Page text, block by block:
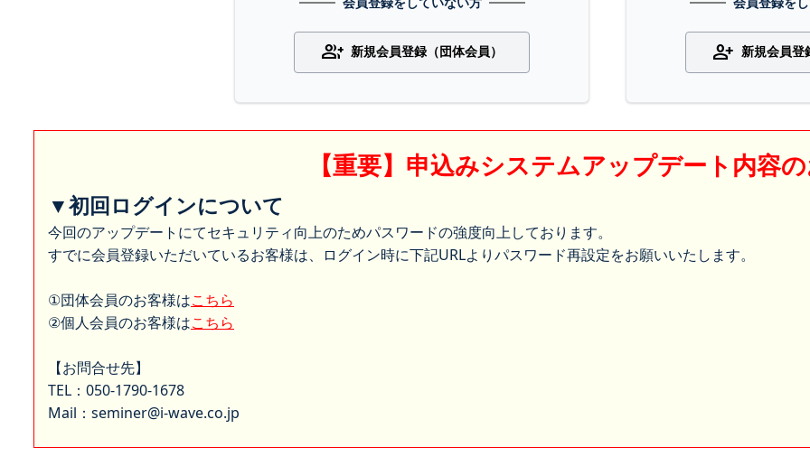
group_add 新規会員登録（団体会員） person_add 新規会員登
【重要】申込みシステムアップデート内容
▼初回ログインについて
今回のアップデートにてセキュリティ向上のためパスワードの強度向上しております。
すでに会員登録いただいているお客様は、ログイン時に下記URLよりパスワード再設定をお願いいたします。
①団体会員のお客様はこちら
②個人会員のお客様はこちら
【お問合せ先】
TEL：050-1790-1678
Mail：seminer@i-wave.co.jp